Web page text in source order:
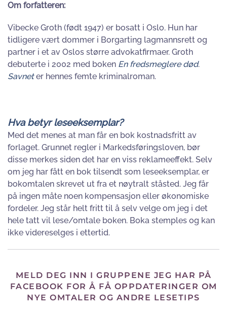
Om forfatteren:
Vibecke Groth (født 1947) er bosatt i Oslo. Hun har
tidligere vært dommer i Borgarting lagmannsrett og
partner i et av Oslos større advokatfirmaer. Groth
debuterte i 2002 med boken En fredsmeglere død.
Savneter hennes femte kriminalroman.
Hva betyr leseeksemplar?
Med det menes at man får en bok kostnadsfritt av
forlaget. Grunnet regler i Markedsføringsloven, bør
disse merkes siden det har en viss reklameeffekt. Selv
om jeg har fått en bok tilsendt som leseeksemplar, er
bokomtalen skrevet ut fra et nøytralt ståsted. Jeg får
på ingen måte noen kompensasjon eller økonomiske
fordeler. Jeg står helt fritt til å selv velge om jeg i det
hele tatt vil lese/omtale boken. Boka stemples og kan
ikke videreselges i ettertid.
MELD DEG INN I GRUPPENE JEG HAR PÅ
FACEBOOK FOR Å FÅ OPPDATERINGER OM
NYE OMTALER OG ANDRE LESETIPS